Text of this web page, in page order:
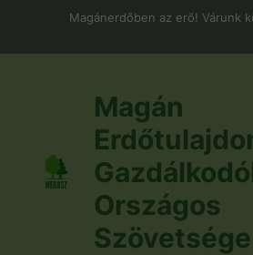
Magánerdőben az erő! Várunk
Magán
Országos
Szövetsége